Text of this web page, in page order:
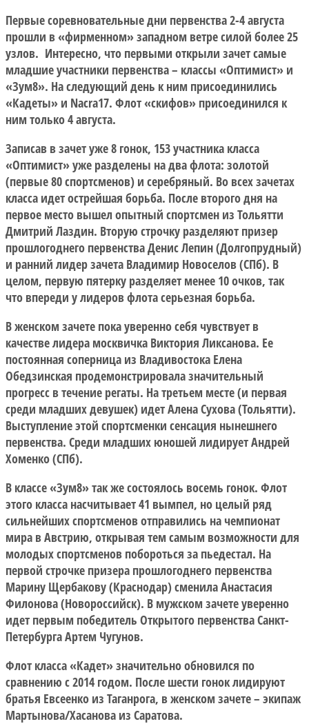
Первые соревновательные дни первенства 2-4 августа
прошли в «фирменном» западном ветре силой более 25
узлов. Интересно, что первыми открыли зачет самые
младшие участники первенства – классы «Оптимист» и
«Зум8». На следующий день к ним присоединились
«Кадеты» и Nacra17. Флот «скифов» присоединился к
ним только 4 августа.
Записав в зачет уже 8 гонок, 153 участника класса
«Оптимист» уже разделены на два флота: золотой
(первые 80 спортсменов) и серебряный. Во всех зачетах
класса идет острейшая борьба. После второго дня на
первое место вышел опытный спортсмен из Тольятти
Дмитрий Лаздин. Вторую строчку разделяют призер
прошлогоднего первенства Денис Лепин (Долгопрудный)
и ранний лидер зачета Владимир Новоселов (СПб). В
целом, первую пятерку разделяет менее 10 очков, так
что впереди у лидеров флота серьезная борьба.
В женском зачете пока уверенно себя чувствует в
качестве лидера москвичка Виктория Ликсанова. Ее
постоянная соперница из Владивостока Елена
Обедзинская продемонстрировала значительный
прогресс в течение регаты. На третьем месте (и первая
среди младших девушек) идет Алена Сухова (Тольятти).
Выступление этой спортсменки сенсация нынешнего
первенства. Среди младших юношей лидирует Андрей
Хоменко (СПб).
В классе «Зум8» так же состоялось восемь гонок. Флот
этого класса насчитывает 41 вымпел, но целый ряд
сильнейших спортсменов отправились на чемпионат
мира в Австрию, открывая тем самым возможности для
молодых спортсменов побороться за пьедестал. На
первой строчке призера прошлогоднего первенства
Марину Щербакову (Краснодар) сменила Анастасия
Филонова (Новороссийск). В мужском зачете уверенно
идет первым победитель Открытого первенства Санкт-
Петербурга Артем Чугунов.
Флот класса «Кадет» значительно обновился по
сравнению с 2014 годом. После шести гонок лидируют
братья Евсеенко из Таганрога, в женском зачете – экипаж
Мартынова/Хасанова из Саратова.